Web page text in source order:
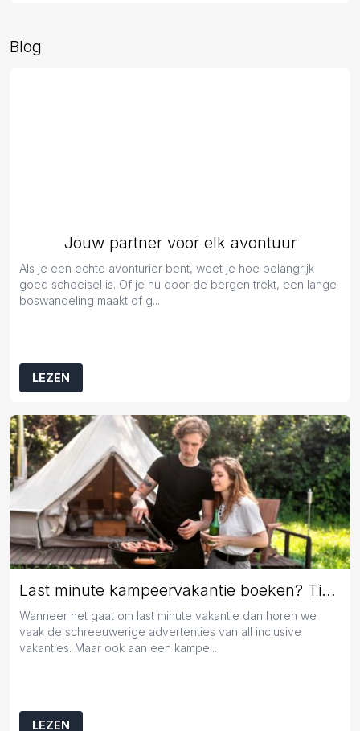
Blog
Jouw partner voor elk avontuur
Als je een echte avonturier bent, weet je hoe belangrijk
goed schoeisel is. Of je nu door de bergen trekt, een lange
boswandeling maakt of g...
LEZEN
Last minute kampeervakantie boeken? Tips en tricks!
Wanneer het gaat om last minute vakantie dan horen we
vaak de schreeuwerige advertenties van all inclusive
vakanties. Maar ook aan een kampe...
LEZEN